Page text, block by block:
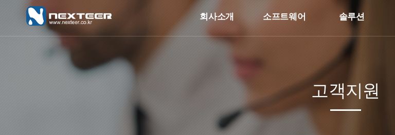
회사소개 소프트웨어 솔루션
고객지원